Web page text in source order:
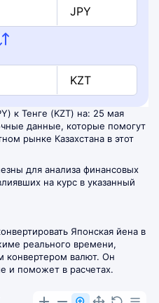
JPY
KZT
к Тенге (KZT) на: 25 мая
данные, которые помогут
рынке Казахстана в этот
для анализа финансовых
на курс в указанный
Японская йена в
реального времени,
конвертером валют. Он
и поможет в расчетах.